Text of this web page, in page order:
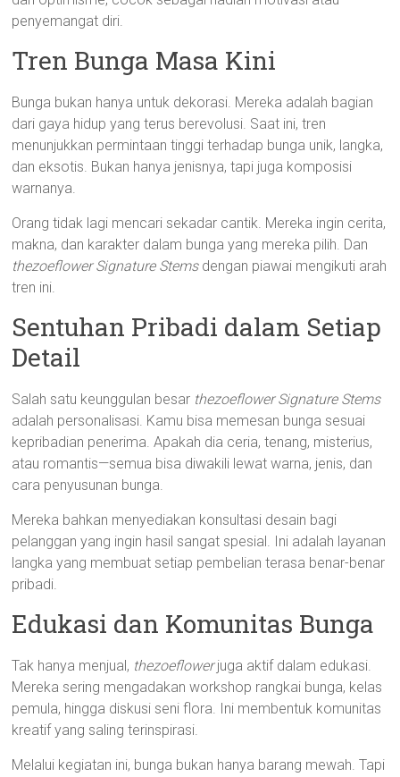
penyemangat diri.
Tren Bunga Masa Kini
Bunga bukan hanya untuk dekorasi. Mereka adalah bagian
dari gaya hidup yang terus berevolusi. Saat ini, tren
menunjukkan permintaan tinggi terhadap bunga unik, langka,
dan eksotis. Bukan hanya jenisnya, tapi juga komposisi
warnanya.
Orang tidak lagi mencari sekadar cantik. Mereka ingin cerita,
makna, dan karakter dalam bunga yang mereka pilih. Dan
thezoeflower Signature Stemsdengan piawai mengikuti arah
tren ini.
Sentuhan Pribadi dalam Setiap
Detail
Salah satu keunggulan besar thezoeflower Signature Stems
adalah personalisasi. Kamu bisa memesan bunga sesuai
kepribadian penerima. Apakah dia ceria, tenang, misterius,
atau romantis—semua bisa diwakili lewat warna, jenis, dan
cara penyusunan bunga.
Mereka bahkan menyediakan konsultasi desain bagi
pelanggan yang ingin hasil sangat spesial. Ini adalah layanan
langka yang membuat setiap pembelian terasa benar-benar
pribadi.
Edukasi dan Komunitas Bunga
Tak hanya menjual, thezoeflowerjuga aktif dalam edukasi.
Mereka sering mengadakan workshop rangkai bunga, kelas
pemula, hingga diskusi seni flora. Ini membentuk komunitas
kreatif yang saling terinspirasi.
Melalui kegiatan ini, bunga bukan hanya barang mewah. Tapi